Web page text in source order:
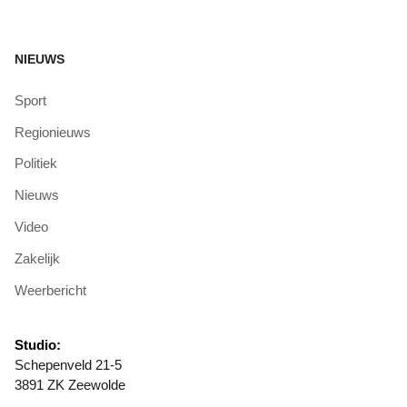
NIEUWS
Sport
Regionieuws
Politiek
Nieuws
Video
Zakelijk
Weerbericht
Studio:
Schepenveld 21-5
3891 ZK Zeewolde